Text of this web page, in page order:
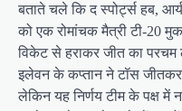
बताते चले कि द स्पोर्ट्स हब,
को एक रोमांचक मैत्री टी-20
विकेट से हराकर जीत का
इलेवन के कप्तान ने टॉस
लेकिन यह निर्णय टीम के पक्ष